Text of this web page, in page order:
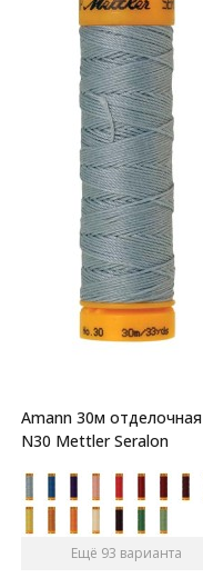
Amann 30м отделочная
N30 Mettler Seralon
Ещё 93 варианта